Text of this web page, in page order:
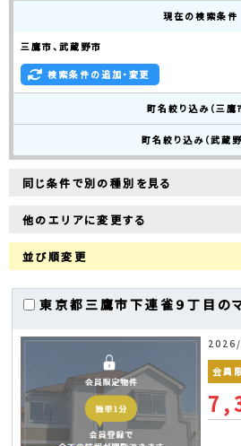
現在の検索条件
三鷹市、武蔵野市
検索条件の追加・変更
町名絞り込み（三鷹
町名絞り込み（武蔵野
同じ条件で別の種別を見る
他のエリアに変更する
並び順変更
東京都三鷹市下連雀９丁目の
会員